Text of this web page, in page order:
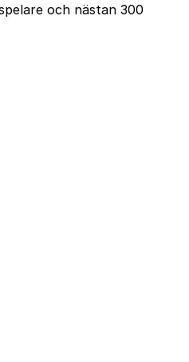
och nästan 300